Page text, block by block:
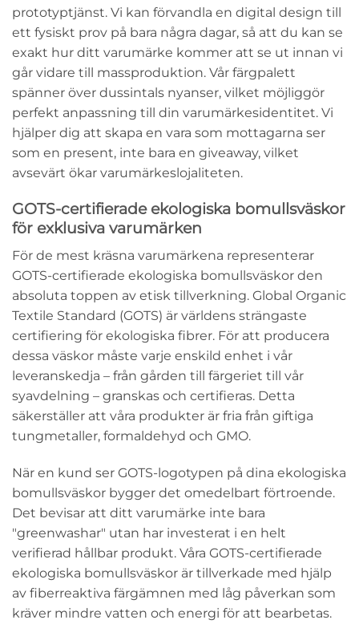
prototyptjänst. Vi kan förvandla en digital design till
ett fysiskt prov på bara några dagar, så att du kan se
exakt hur ditt varumärke kommer att se ut innan vi
går vidare till massproduktion. Vår färgpalett
spänner över dussintals nyanser, vilket möjliggör
perfekt anpassning till din varumärkesidentitet. Vi
hjälper dig att skapa en vara som mottagarna ser
som en present, inte bara en giveaway, vilket
avsevärt ökar varumärkeslojaliteten.
GOTS-certifierade ekologiska bomullsväskor
för exklusiva varumärken
För de mest kräsna varumärkena representerar
GOTS-certifierade ekologiska bomullsväskor den
absoluta toppen av etisk tillverkning. Global Organic
Textile Standard (GOTS) är världens strängaste
certifiering för ekologiska fibrer. För att producera
dessa väskor måste varje enskild enhet i vår
leveranskedja – från gården till färgeriet till vår
syavdelning – granskas och certifieras. Detta
säkerställer att våra produkter är fria från giftiga
tungmetaller, formaldehyd och GMO.
När en kund ser GOTS-logotypen på dina ekologiska
bomullsväskor bygger det omedelbart förtroende.
Det bevisar att ditt varumärke inte bara
"greenwashar" utan har investerat i en helt
verifierad hållbar produkt. Våra GOTS-certifierade
ekologiska bomullsväskor är tillverkade med hjälp
av fiberreaktiva färgämnen med låg påverkan som
kräver mindre vatten och energi för att bearbetas.